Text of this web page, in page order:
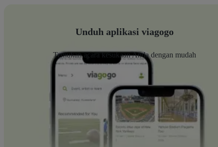
Unduh aplikasi viagogo
Temukan acara kesukaan Anda dengan mudah